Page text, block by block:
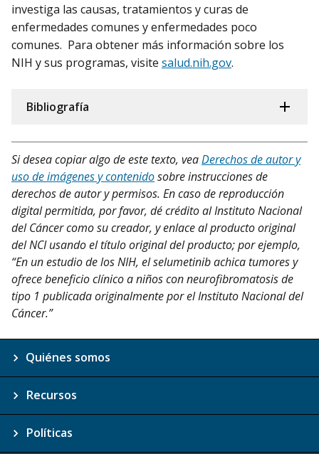
investiga las causas, tratamientos y curas de
enfermedades comunes y enfermedades poco
comunes. Para obtener más información sobre los
NIH y sus programas, visite salud.nih.gov.
Bibliografía
Si desea copiar algo de este texto, veaDerechos de autor y
uso de imágenes y contenidosobre instrucciones de
derechos de autor y permisos. En caso de reproducción
digital permitida, por favor, dé crédito al Instituto Nacional
del Cáncer como su creador, y enlace al producto original
del NCI usando el título original del producto; por ejemplo,
“En un estudio de los NIH, el selumetinib achica tumores y
ofrece beneficio clínico a niños con neurofibromatosis de
tipo 1 publicada originalmente por el Instituto Nacional del
Cáncer.”
Quiénes somos
Recursos
Políticas